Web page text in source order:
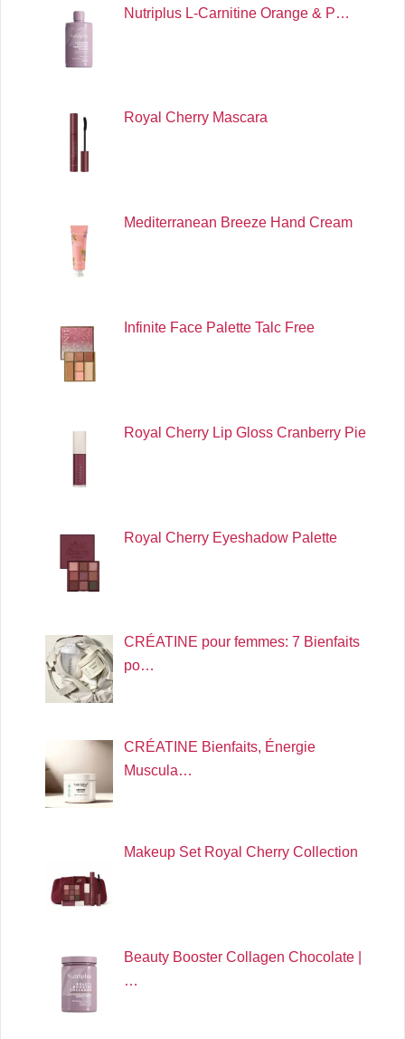
Nutriplus L-Carnitine Orange & P…
Royal Cherry Mascara
Mediterranean Breeze Hand Cream
Infinite Face Palette Talc Free
Royal Cherry Lip Gloss Cranberry Pie
Royal Cherry Eyeshadow Palette
CRÉATINE pour femmes: 7 Bienfaits
po…
CRÉATINE Bienfaits, Énergie
Muscula…
Makeup Set Royal Cherry Collection
Beauty Booster Collagen Chocolate |
…